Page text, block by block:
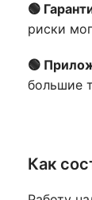
🟢
риски
🟢
большие
Как